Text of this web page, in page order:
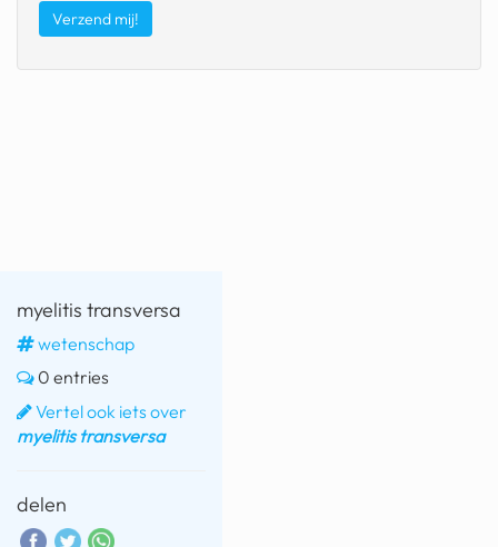
dpd
duitsland
chevrolet mohawk
myelitis transversa
wetenschap
0 entries
Vertel ook iets over
myelitis transversa
delen